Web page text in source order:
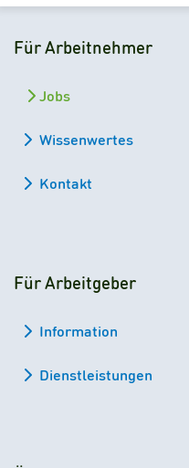
Für Arbeitnehmer
Jobs
Wissenwertes
Kontakt
Für Arbeitgeber
Information
Dienstleistungen